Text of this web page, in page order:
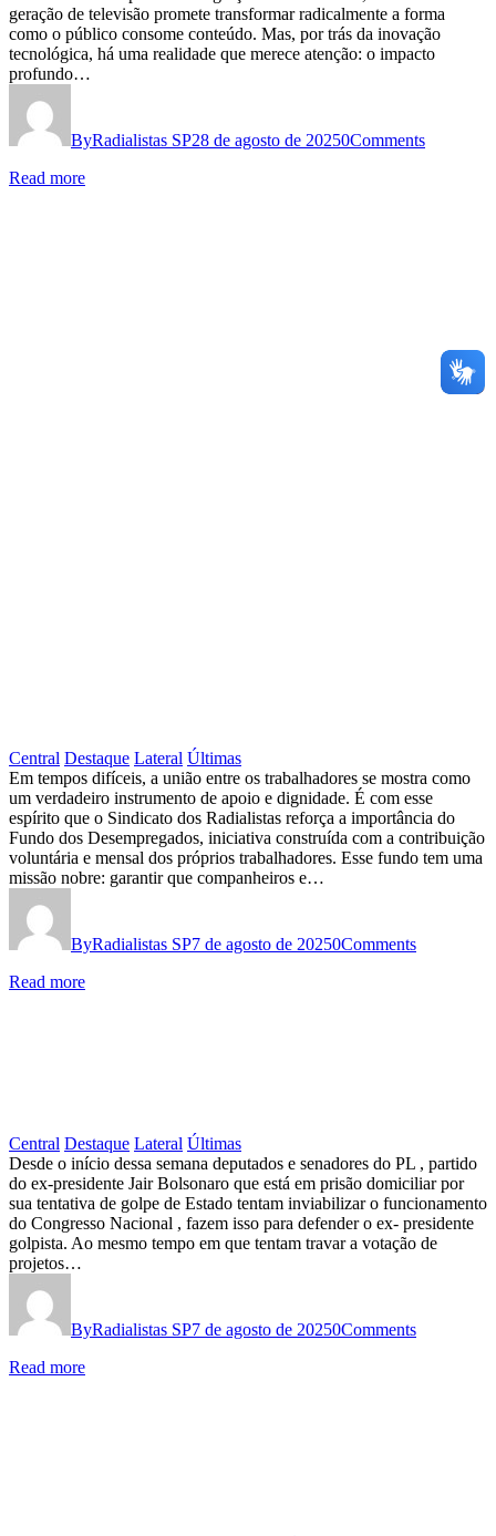
Reflexões
sobre
o
futuro
dos
radialistas
geração de televisão promete transformar radicalmente a forma
como o público consome conteúdo. Mas, por trás da inovação
tecnológica, há uma realidade que merece atenção: o impacto
profundo…
ByRadialistas SP28 de agosto de 20250Comments
Read more
Central Destaque Lateral Últimas
Fundo
dos
Desempregados:
Solidariedade
que
Alimenta
Qualifica
Em tempos difíceis, a união entre os trabalhadores se mostra como
um verdadeiro instrumento de apoio e dignidade. É com esse
espírito que o Sindicato dos Radialistas reforça a importância do
Fundo dos Desempregados, iniciativa construída com a contribuição
voluntária e mensal dos próprios trabalhadores. Esse fundo tem uma
missão nobre: garantir que companheiros e…
ByRadialistas SP7 de agosto de 20250Comments
Read more
Central Destaque Lateral Últimas
Mais
uma
tentativa
de
golpe
contra
liberdades
Desde o início dessa semana deputados e senadores do PL , partido
do ex-presidente Jair Bolsonaro que está em prisão domiciliar por
sua tentativa de golpe de Estado tentam inviabilizar o funcionamento
do Congresso Nacional , fazem isso para defender o ex- presidente
golpista. Ao mesmo tempo em que tentam travar a votação de
projetos…
ByRadialistas SP7 de agosto de 20250Comments
Read more